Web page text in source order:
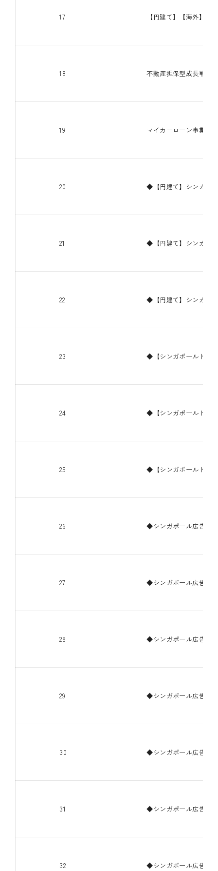
17 【円建て】【海外】短
18 不動産担保型成長戦略
19 マイカーローン事業支
20 ◆【円建て】シンガポ
21 ◆【円建て】シンガポ
22 ◆【円建て】シンガポ
23 ◆【シンガポールドル
24 ◆【シンガポールドル
25 ◆【シンガポールドル
26 ◆シンガポール広告代
27 ◆シンガポール広告代
28 ◆シンガポール広告代
29 ◆シンガポール広告代
30 ◆シンガポール広告代
31 ◆シンガポール広告代
32 ◆シンガポール広告代